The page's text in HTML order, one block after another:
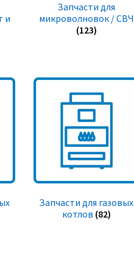
и
Запчасти для
микроволновок / СВЧ
(123)
Запчасти для газовых
котлов (82)